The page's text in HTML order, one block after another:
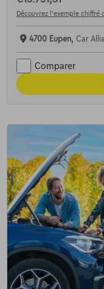
Découvrez l’exemple chiffré
4700 Eupen, Car
Comparer